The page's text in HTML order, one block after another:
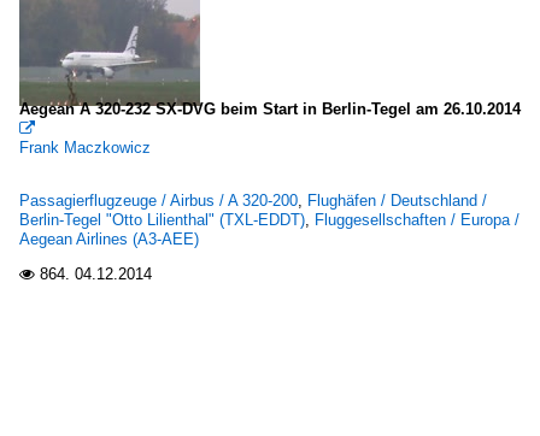
Aegean A 320-232 SX-DVG beim Start in Berlin-Tegel am 26.10.2014

Frank Maczkowicz
Passagierflugzeuge / Airbus / A 320-200, Flughäfen / Deutschland /
Berlin-Tegel "Otto Lilienthal" (TXL-EDDT), Fluggesellschaften / Europa /
Aegean Airlines (A3-AEE)
 864. 04.12.2014